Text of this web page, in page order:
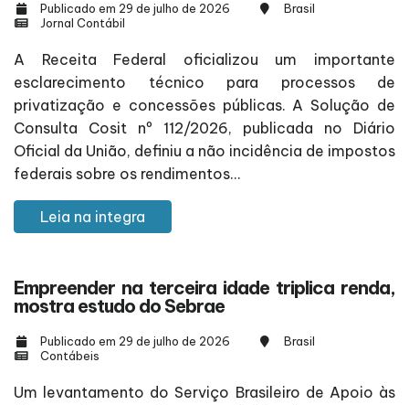
Publicado em 29 de julho de 2026
Brasil
Jornal Contábil
A Receita Federal oficializou um importante
esclarecimento técnico para processos de
privatização e concessões públicas. A Solução de
Consulta Cosit nº 112/2026, publicada no Diário
Oficial da União, definiu a não incidência de impostos
federais sobre os rendimentos...
Leia na integra
Empreender na terceira idade triplica renda,
mostra estudo do Sebrae
Publicado em 29 de julho de 2026
Brasil
Contábeis
Um levantamento do Serviço Brasileiro de Apoio às